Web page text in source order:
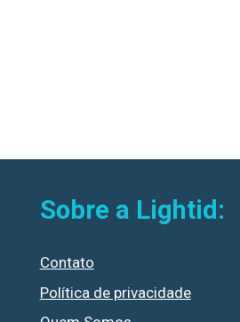
Sobre a Lightid:
Contato
Política de privacidade